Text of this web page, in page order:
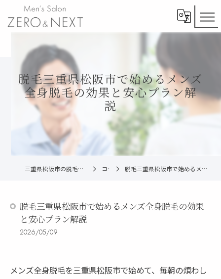
脱毛三重県松阪市で始めるメンズ
全身脱毛の効果と安心プラン解
説
三重県松阪市の脱毛ならメンズ脱毛ZERO松阪店 コラム 脱毛三重県松阪市で始めるメンズ全身脱毛の効果と安心プラン解説
脱毛三重県松阪市で始めるメンズ全身脱毛の効果
と安心プラン解説
2026/05/09
メンズ全身脱毛を三重県松阪市で始めて、毎朝の煩わし